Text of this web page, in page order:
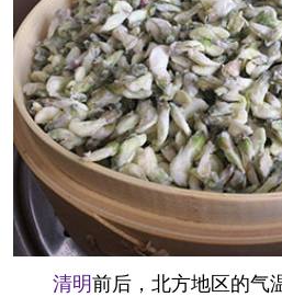
清明前后，北方地区的气